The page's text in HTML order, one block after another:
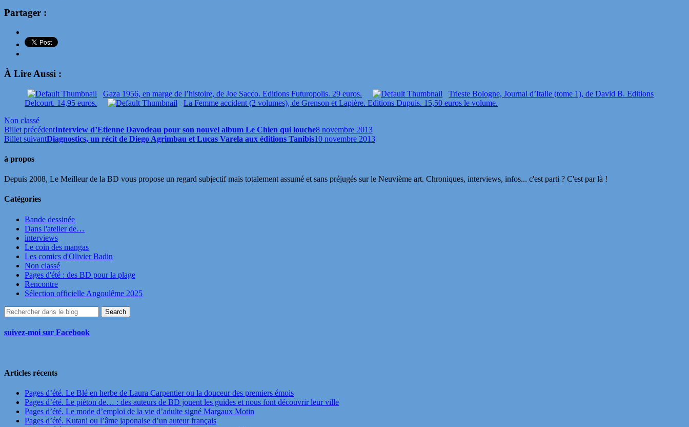
Partager :
À Lire Aussi :
Gaza 1956, en marge de l’histoire, de Joe Sacco. Editions Futuropolis. 29 euros.
Trieste Bologne, Journal d’Italie (tome 1), de David B. Editions
Delcourt. 14,95 euros.
La Femme accident (2 volumes), de Grenson et Lapière. Editions Dupuis. 15,50 euros le volume.
Non classé
Billet précédentInterview d’Etienne Davodeau pour son nouvel album Le Chien qui louche8 novembre 2013
Billet suivantDiagnostics, un récit de Diego Agrimbau et Lucas Varela aux éditions Tanibis10 novembre 2013
à propos
Depuis 2008, Le Meilleur de la BD vous propose un regard subjectif mais totalement assumé et sans préjugés sur le Neuvième art. Chroniques, interviews, infos... c'est parti ? C'est par là !
Catégories
Bande dessinée
Dans l'atelier de…
interviews
Le coin des mangas
Les comics d'Olivier Badin
Non classé
Pages d'été : des BD pour la plage
Rencontre
Sélection officielle Angoulême 2025
suivez-moi sur Facebook
Articles récents
Pages d’été. Le Blé en herbe de Laura Carpentier ou la douceur des premiers émois
Pages d’été. Le piéton de… : des auteurs de BD jouent les guides et nous font découvrir leur ville
Pages d’été. Le mode d’emploi de la vie d’adulte signé Margaux Motin
Pages d’été. Kutani ou l’âme japonaise d’un auteur français